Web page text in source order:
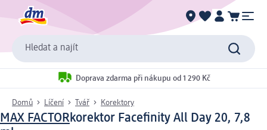
Hledat a najít
Doprava zdarma při nákupu od 1 290 Kč
Domů Líčení Tvář Korektory
MAX FACTORkorektor Facefinity All Day 20, 7,8